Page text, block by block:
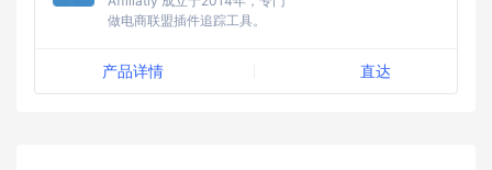
做电商联盟插件追踪工具。
产品详情 直达